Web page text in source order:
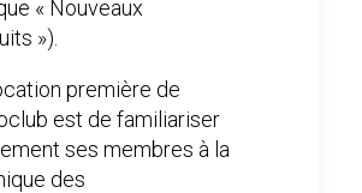
« Nouveaux
»).
première de
est de familiariser
ses membres à la
des